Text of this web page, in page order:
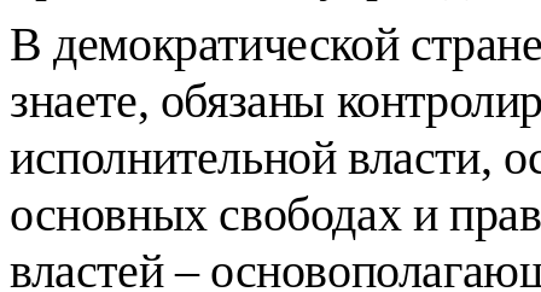
В демократической
знаете, обязаны
исполнительной власти,
основных свободах и
властей –